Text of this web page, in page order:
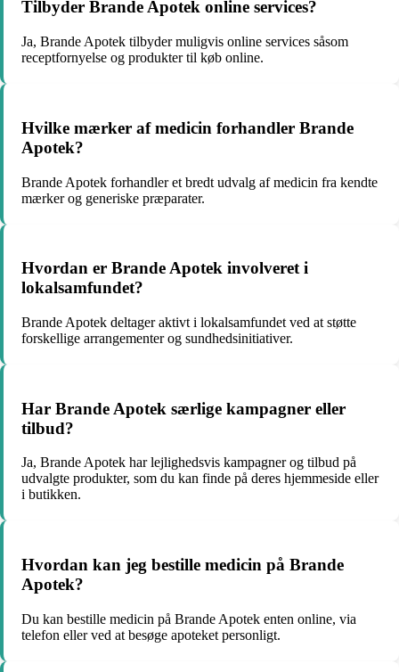
Tilbyder Brande Apotek online services?
Ja, Brande Apotek tilbyder muligvis online services såsom
receptfornyelse og produkter til køb online.
Hvilke mærker af medicin forhandler Brande
Apotek?
Brande Apotek forhandler et bredt udvalg af medicin fra kendte
mærker og generiske præparater.
Hvordan er Brande Apotek involveret i
lokalsamfundet?
Brande Apotek deltager aktivt i lokalsamfundet ved at støtte
forskellige arrangementer og sundhedsinitiativer.
Har Brande Apotek særlige kampagner eller
tilbud?
Ja, Brande Apotek har lejlighedsvis kampagner og tilbud på
udvalgte produkter, som du kan finde på deres hjemmeside eller
i butikken.
Hvordan kan jeg bestille medicin på Brande
Apotek?
Du kan bestille medicin på Brande Apotek enten online, via
telefon eller ved at besøge apoteket personligt.